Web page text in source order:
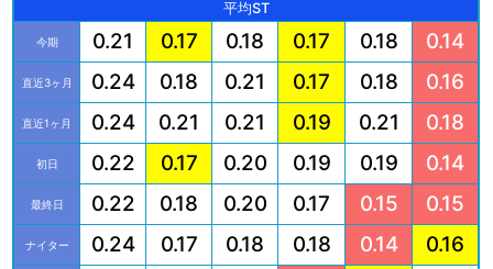
平均ST
今期 0.21 0.17 0.18 0.17 0.18 0.14
直近3ヶ月 0.24 0.18 0.21 0.17 0.18 0.16
直近1ヶ月 0.24 0.21 0.21 0.19 0.21 0.18
初日 0.22 0.17 0.20 0.19 0.19 0.14
最終日 0.22 0.18 0.20 0.17 0.15 0.15
ナイター 0.24 0.17 0.18 0.18 0.14 0.16